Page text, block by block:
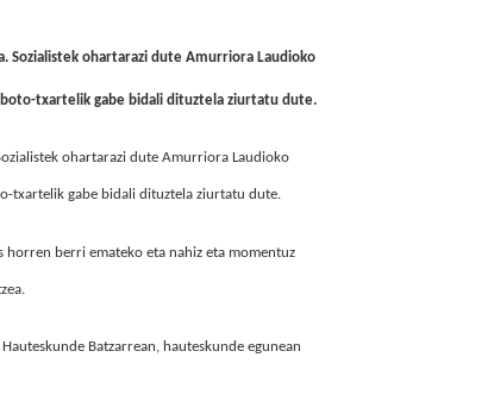
Sozialistek ohartarazi dute Amurriora Laudioko
txartelik gabe bidali dituztela ziurtatu dute.
ohartarazi dute Amurriora Laudioko
txartelik gabe bidali dituztela ziurtatu dute.
horren berri emateko eta nahiz eta momentuz
Batzarrean, hauteskunde egunean